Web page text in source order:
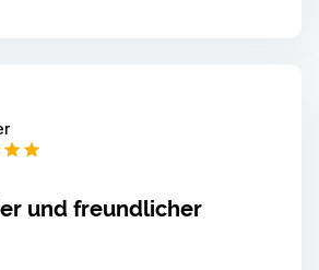
und freundlicher